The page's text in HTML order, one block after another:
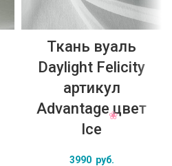
Ткань вуаль
Daylight Felicity
артикул
Advantage цвет
Ice
3990 руб.